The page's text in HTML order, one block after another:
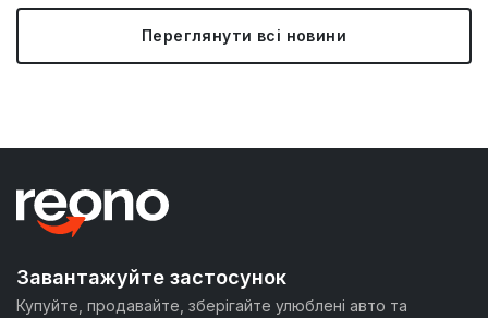
Переглянути всі новини
Завантажуйте застосунок
Купуйте, продавайте, зберігайте улюблені авто та